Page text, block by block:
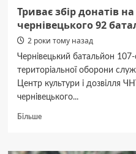
Триває збір донатів
чернівецького 92
2 роки тому назад
Чернівецький батальйон
територіальної оборони
Центр культури і дозвілля
чернівецького...
БільшеДокладніше
збір